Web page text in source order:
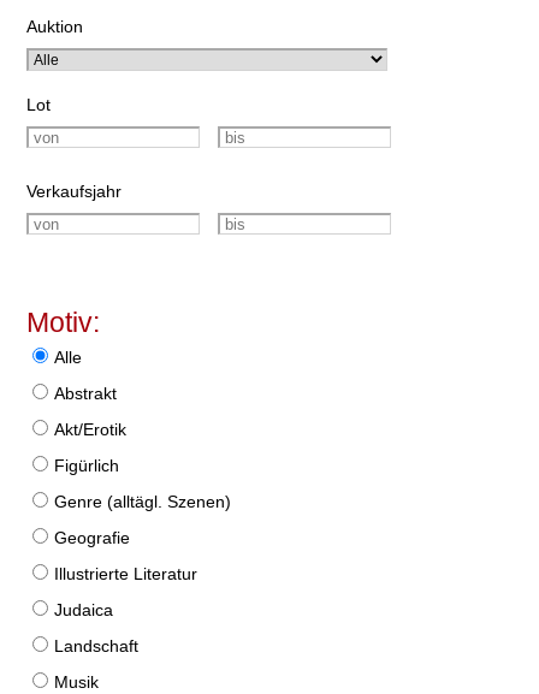
Auktion
Lot
Verkaufsjahr
Motiv:
Alle
Abstrakt
Akt/Erotik
Figürlich
Genre (alltägl. Szenen)
Geografie
Illustrierte Literatur
Judaica
Landschaft
Musik